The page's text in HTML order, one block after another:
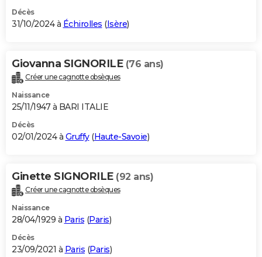
S'inscrire
Se connecter
Lycées
Collèges
Primaires
Universités
Entreprises
Service militaire
Avis de recherche
AVIS DE DÉCÈS
Bricolage
Lifestyle
Culture
Sport
Auto
Television
Voyage
Cinema
Décès
31/10/2024 à Échirolles (Isère)
Giovanna SIGNORILE (76 ans)
Créer une cagnotte obsèques
Naissance
25/11/1947 à BARI ITALIE
Décès
02/01/2024 à Gruffy(Haute-Savoie)
Ginette SIGNORILE (92 ans)
Créer une cagnotte obsèques
Naissance
28/04/1929 à Paris (Paris)
Décès
23/09/2021 à Paris (Paris)